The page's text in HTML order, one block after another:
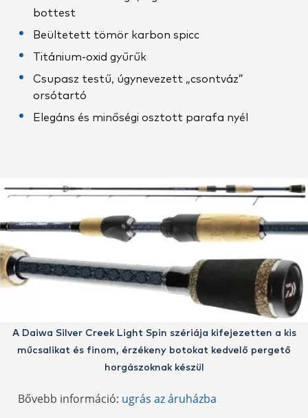
bottest
Beültetett tömör karbon spicc
Titánium-oxid gyűrűk
Csupasz testű, úgynevezett „csontváz”
orsótartó
Elegáns és minőségi osztott parafa nyél
A Daiwa Silver Creek Light Spin szériája kifejezetten a kis
műcsalikat és finom, érzékeny botokat kedvelő pergető
horgászoknak készül
Bővebb információ: ugrás az áruházba